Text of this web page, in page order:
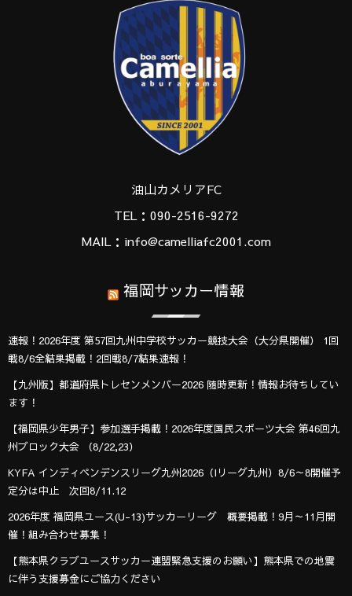
油山カメリアFC
TEL：090-2516-9272
MAIL：info@camelliafc2001.com
福岡サッカー情報
速報！2026年度 第57回九州中学校サッカー競技大会（大分県開催） 1回
戦8/6全結果掲載！2回戦8/7結果速報！
【九州版】都道府県トレセンメンバー2026 随時更新！情報お待ちしてい
ます！
【福岡県少年男子】参加選手掲載！2026年度国民スポーツ大会 第46回九
州ブロック大会 （8/22,23）
KYFA インディペンデンスリーグ九州2026（Iリーグ九州）8/6～8開催予
定分は中止 次回8/11.12
2026年度 福岡県ユース(U-13)サッカーリーグ 概要掲載！9月～11月開
催！組み合わせ募集！
【熊本県クラブユースサッカー連盟緊急支援のお願い】熊本県での地震
に伴う支援募金にご協力ください